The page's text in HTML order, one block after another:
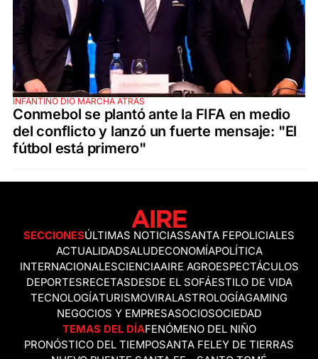
INFANTINO DIO MARCHA ATRÁS
Conmebol se plantó ante la FIFA en medio
del conflicto y lanzó un fuerte mensaje: "El
fútbol está primero"
SECCIONESÚLTIMAS NOTICIASSANTA FEPOLICIALES
ACTUALIDADSALUDECONOMÍAPOLÍTICA
INTERNACIONALESCIENCIAAIRE AGROESPECTÁCULOS
DEPORTESRECETASDESDE EL SOFÁESTILO DE VIDA
TECNOLOGÍATURISMOVIRALASTROLOGÍAGAMING
NEGOCIOS Y EMPRESASOCIOSOCIEDAD
TEMAS DEL DÍAFENÓMENO DEL NIÑO
PRONÓSTICO DEL TIEMPOSANTA FELEY DE TIERRAS